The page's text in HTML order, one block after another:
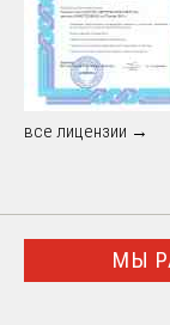
все лицензии →
МЫ